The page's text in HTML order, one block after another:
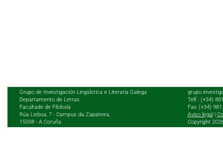
Grupo de Investigación Lingüística e Literaria Galega
Departamento de Letras.
Facultade de Filoloxía
Rúa Lisboa, 7 - Campus da Zapateira,
15008 - A Coruña
Telf.: (+34)
Fax: (+34)
Aviso legal
Copyright